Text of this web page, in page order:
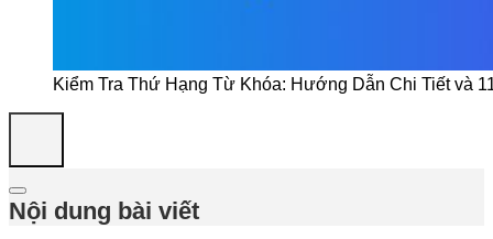
Kiểm Tra Thứ Hạng Từ Khóa: Hướng Dẫn Chi Tiết và
Nội dung bài viết